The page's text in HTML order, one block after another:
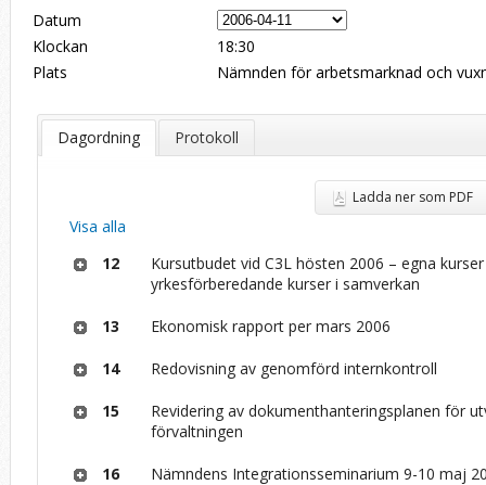
Datum
Klockan
18:30
Plats
Nämnden för arbetsmarknad och
Dagordning Protokoll
Ladda ner som PDF
Visa alla
12
Kursutbudet vid C3L hösten 2006 – egna
yrkesförberedande kurser i samverkan
13 Ekonomisk rapport per mars 2006
14 Redovisning av genomförd internkontroll
15
Revidering av dokumenthanteringsplanen för
förvaltningen
16 Nämndens Integrationsseminarium 9-10 maj